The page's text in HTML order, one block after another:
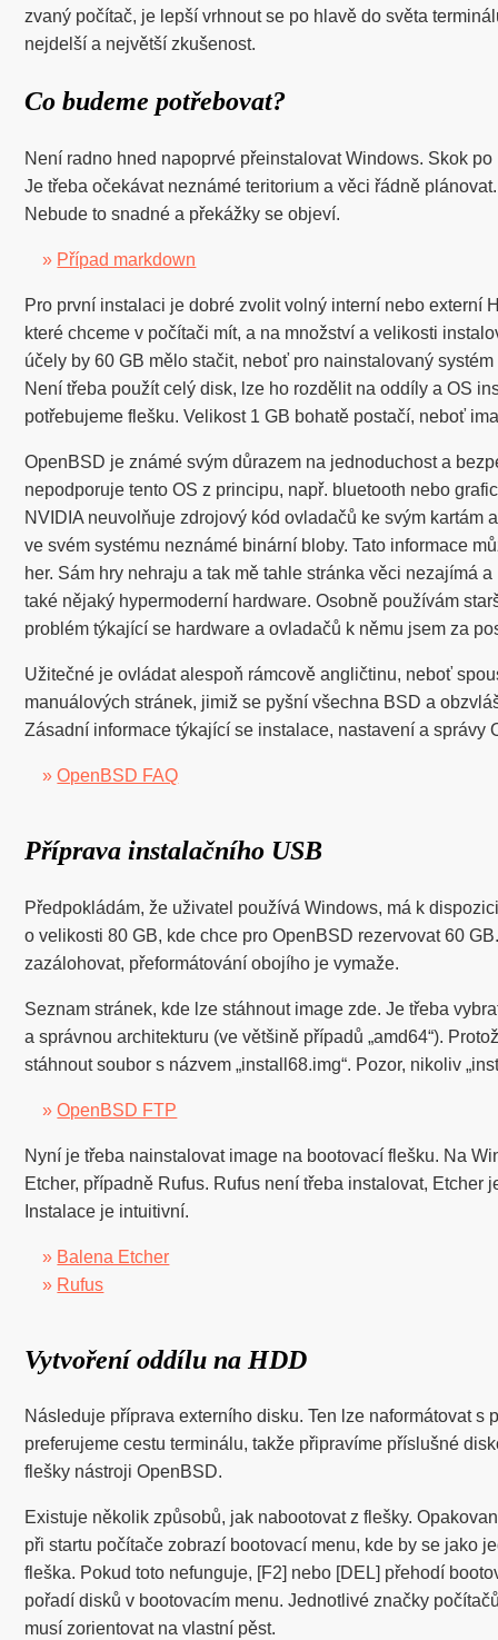
zvaný počítač, je lepší vrhnout se po hlavě do světa
nejdelší a největší zkušenost.
Co budeme potřebovat?
Není radno hned napoprvé přeinstalovat Windows. Skok
Je třeba očekávat neznámé teritorium a věci řádně
Nebude to snadné a překážky se objeví.
» Případ markdown
Pro první instalaci je dobré zvolit volný interní nebo externí
které chceme v počítači mít, a na množství a velikosti
účely by 60 GB mělo stačit, neboť pro nainstalovaný
Není třeba použít celý disk, lze ho rozdělit na oddíly a OS
potřebujeme flešku. Velikost 1 GB bohatě postačí, neboť
OpenBSD je známé svým důrazem na jednoduchost a
nepodporuje tento OS z principu, např. bluetooth nebo
NVIDIA neuvolňuje zdrojový kód ovladačů ke svým kartám
ve svém systému neznámé binární bloby. Tato informace
her. Sám hry nehraju a tak mě tahle stránka věci nezajímá
také nějaký hypermoderní hardware. Osobně používám
problém týkající se hardware a ovladačů k němu jsem za
Užitečné je ovládat alespoň rámcově angličtinu, neboť
manuálových stránek, jimiž se pyšní všechna BSD a
Zásadní informace týkající se instalace, nastavení a správy
»OpenBSD FAQ
Příprava instalačního USB
Předpokládám, že uživatel používá Windows, má k
o velikosti 80 GB, kde chce pro OpenBSD rezervovat 60
zazálohovat, přeformátování obojího je vymaže.
Seznam stránek, kde lze stáhnout image zde. Je třeba
a správnou architekturu (ve většině případů „amd64“).
stáhnout soubor s názvem „install68.img“. Pozor, nikoliv
»OpenBSD FTP
Nyní je třeba nainstalovat image na bootovací flešku. Na
Etcher, případně Rufus. Rufus není třeba instalovat, Etcher
Instalace je intuitivní.
» Balena Etcher
» Rufus
Vytvoření oddílu na HDD
Následuje příprava externího disku. Ten lze naformátovat s
preferujeme cestu terminálu, takže připravíme příslušné
flešky nástroji OpenBSD.
Existuje několik způsobů, jak nabootovat z flešky.
při startu počítače zobrazí bootovací menu, kde by se jako
fleška. Pokud toto nefunguje, [F2] nebo [DEL] přehodí
pořadí disků v bootovacím menu. Jednotlivé značky
musí zorientovat na vlastní pěst.